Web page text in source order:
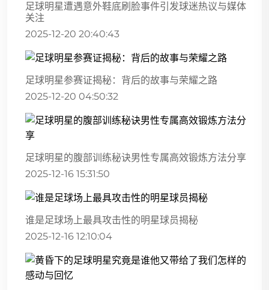
足球明星遭遇意外鞋底刷脸事件引发球迷热议与媒体
关注
2025-12-20 20:40:43
足球明星参赛证揭秘：背后的故事与荣耀之路
2025-12-20 04:50:32
足球明星的腹部训练秘诀男性专属高效锻炼方法分享
2025-12-16 15:31:50
谁是足球场上最具攻击性的明星球员揭秘
2025-12-16 12:10:04